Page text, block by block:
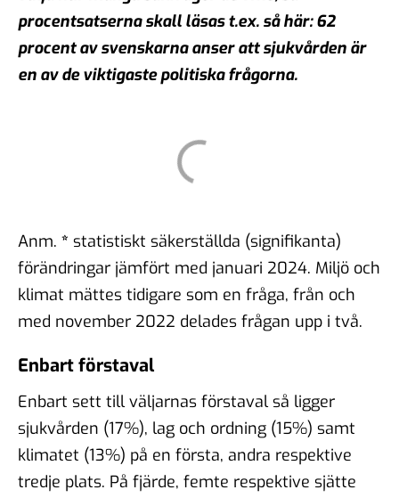
procentsatserna skall läsas t.ex. så här: 62
procent av svenskarna anser att sjukvården är
en av de viktigaste politiska frågorna.
Anm. * statistiskt säkerställda (signifikanta)
förändringar jämfört med januari 2024. Miljö och
klimat mättes tidigare som en fråga, från och
med november 2022 delades frågan upp i två.
Enbart förstaval
Enbart sett till väljarnas förstaval så ligger
sjukvården (17%), lag och ordning (15%) samt
klimatet (13%) på en första, andra respektive
tredje plats. På fjärde, femte respektive sjätte